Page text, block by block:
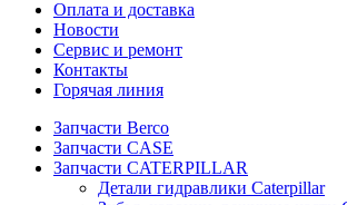
Оплата и доставка
Новости
Сервис и ремонт
Контакты
Горячая линия
Запчасти Berco
Запчасти CASE
Запчасти CATERPILLAR
Детали гидравлики Caterpillar